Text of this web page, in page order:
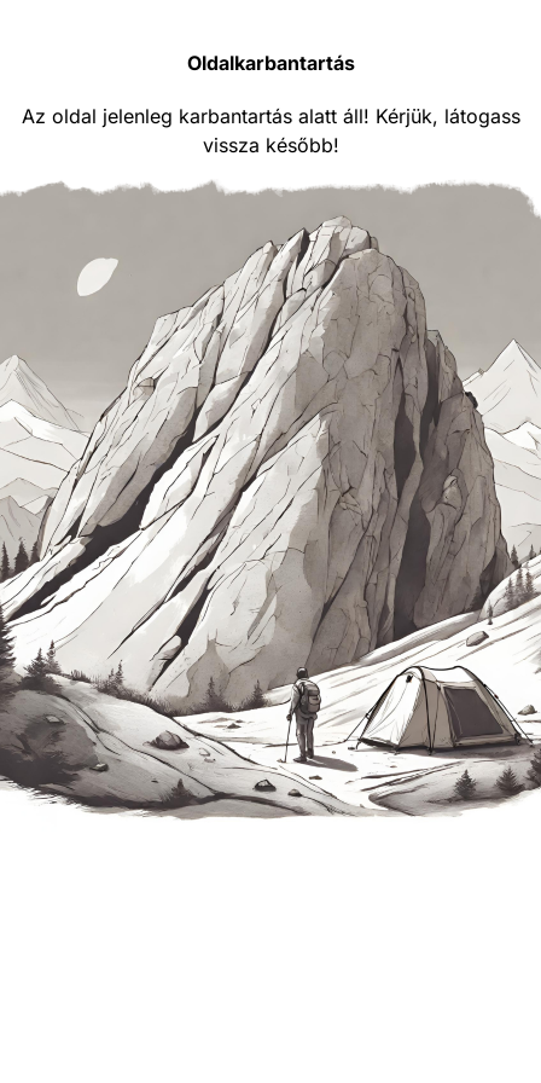
Oldalkarbantartás
Az oldal jelenleg karbantartás alatt áll! Kérjük, látogass
vissza később!